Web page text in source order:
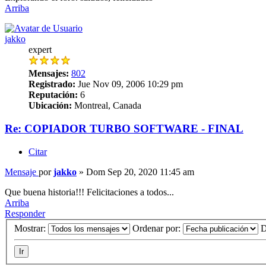
Arriba
jakko
expert
Mensajes: 802
Registrado: Jue Nov 09, 2006 10:29 pm
Reputación: 6
Ubicación: Montreal, Canada
Re: COPIADOR TURBO SOFTWARE - FINAL
Citar
Mensaje porjakko » Dom Sep 20, 2020 11:45 am
Que buena historia!!! Felicitaciones a todos...
Arriba
Responder
Mostrar:
Ordenar por: